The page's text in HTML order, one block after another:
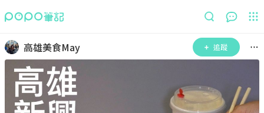
高雄美食May 追蹤